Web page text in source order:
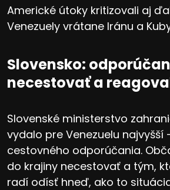
Americké útoky kritizovali aj
Venezuely vrátane Iránu a
Slovensko:
necestovať a
Slovenské ministerstvo
vydalo pre Venezuelu najvyšší
cestovného odporúčania.
do krajiny necestovať a tým,
radí odísť hneď, ako to